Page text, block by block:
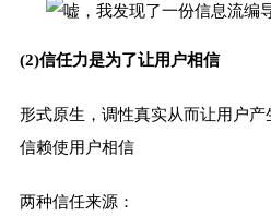
(2)信任力是为了让用户相信
形式原生，调性真实从而让用户
信赖使用户相信
两种信任来源：